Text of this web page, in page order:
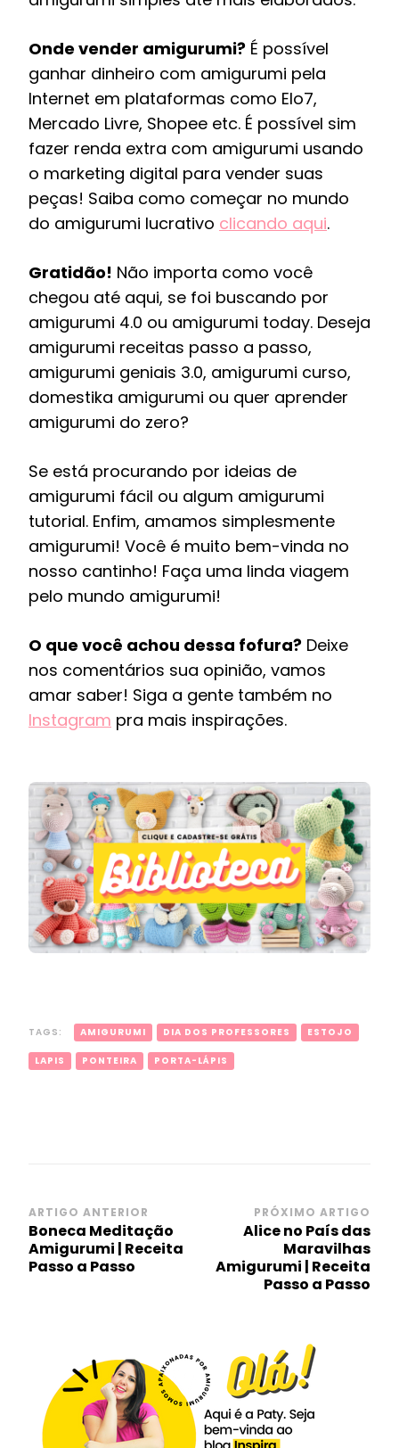
Onde vender amigurumi? É possível
ganhar dinheiro com amigurumi pela
Internet em plataformas como Elo7,
Mercado Livre, Shopee etc. É possível sim
fazer renda extra com amigurumi usando
o marketing digital para vender suas
peças! Saiba como começar no mundo
do amigurumi lucrativo clicando aqui.
Gratidão! Não importa como você
chegou até aqui, se foi buscando por
amigurumi 4.0 ou amigurumi today. Deseja
amigurumi receitas passo a passo,
amigurumi geniais 3.0, amigurumi curso,
domestika amigurumi ou quer aprender
amigurumi do zero?
Se está procurando por ideias de
amigurumi fácil ou algum amigurumi
tutorial. Enfim, amamos simplesmente
amigurumi! Você é muito bem-vinda no
nosso cantinho! Faça uma linda viagem
pelo mundo amigurumi!
O que você achou dessa fofura? Deixe
nos comentários sua opinião, vamos
amar saber! Siga a gente também no
Instagram pra mais inspirações.
TAGS: AMIGURUMI DIA DOS PROFESSORES ESTOJO
LAPIS PONTEIRA PORTA-LÁPIS
Navegação
de
post
ARTIGO ANTERIOR
Boneca Meditação
Amigurumi | Receita
Passo a Passo
PRÓXIMO ARTIGO
Alice no País das
Maravilhas
Amigurumi | Receita
Passo a Passo